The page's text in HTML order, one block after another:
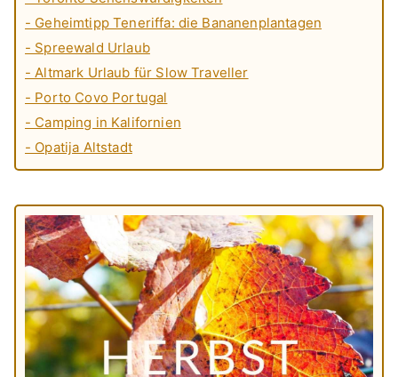
- Geheimtipp Teneriffa: die Bananenplantagen
- Spreewald Urlaub
- Altmark Urlaub für Slow Traveller
- Porto Covo Portugal
- Camping in Kalifornien
- Opatija Altstadt